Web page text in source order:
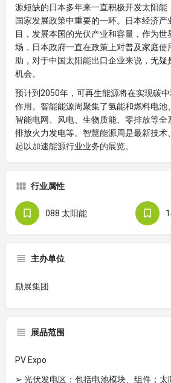
源短缺的日本多年来一直积极开发太阳能
国家发展政策中重要的一环。日本经济产
目，发展本国的光伏产业和容量，作为
场，日本政府一直在政策上对普及家庭使
助，对于中国太阳能出口企业来说，无疑
机会。
预计到2050年，可再生能源将在实现碳
作用。智能能源周聚集了氢能和燃料电池
智能电网、风电、生物质能、零排放等全
排放火力发电等。智慧能源周是最新技术
起以加速能源行业业务的展览。
行业属性
088 太阳能
主办单位
励展集团
展品范围
PV Expo
➢ 光伏发电区：包括电池模块、组件；太